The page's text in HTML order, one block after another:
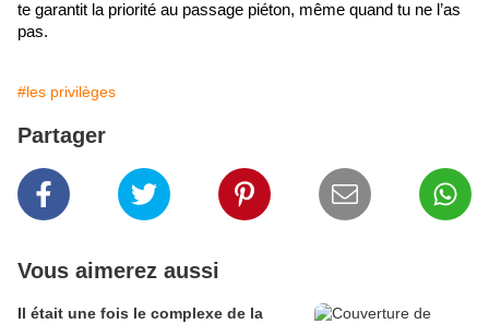
te garantit la priorité au passage piéton, même quand tu ne l’as
pas.
#les privilèges
Partager
Vous aimerez aussi
Il était une fois le complexe de la